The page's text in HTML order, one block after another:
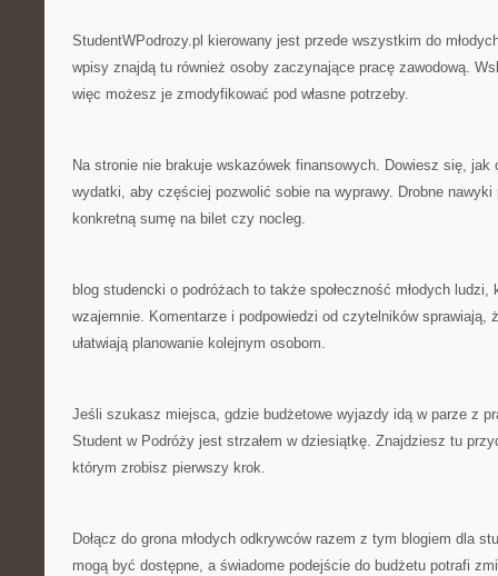
StudentWPodrozy.pl kierowany jest przede wszystkim do
wpisy znajdą tu również osoby zaczynające pracę zawodową.
więc możesz je zmodyfikować pod własne potrzeby.
Na stronie nie brakuje wskazówek finansowych. Dowiesz się, jak
wydatki, aby częściej pozwolić sobie na wyprawy. Drobne
konkretną sumę na bilet czy nocleg.
blog studencki o podróżach to także społeczność młodych ludzi,
wzajemnie. Komentarze i podpowiedzi od czytelników sprawiają,
ułatwiają planowanie kolejnym osobom.
Jeśli szukasz miejsca, gdzie budżetowe wyjazdy idą w parze z
Student w Podróży jest strzałem w dziesiątkę. Znajdziesz tu
którym zrobisz pierwszy krok.
Dołącz do grona młodych odkrywców razem z tym blogiem dla
mogą być dostępne, a świadome podejście do budżetu potrafi